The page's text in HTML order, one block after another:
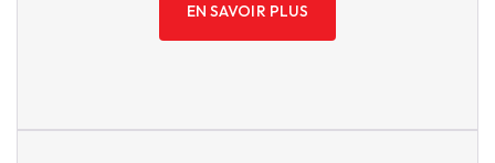
EN SAVOIR PLUS